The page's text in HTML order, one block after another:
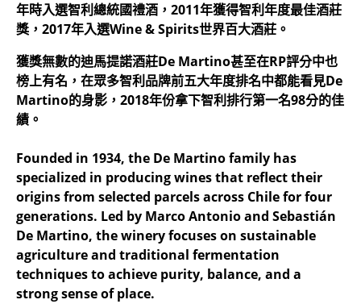
年時入選智利總統國禮酒，2011年獲得智利年度最佳酒莊
獎，2017年入選Wine & Spirits世界百大酒莊。
獲獎無數的迪馬提諾酒莊De Martino甚至在RP評分中也
榜上有名，在眾多智利品牌前五大年度排名中都能看見De
Martino的身影，2018年份拿下智利排行第一名98分的佳
績。
Founded in 1934, the De Martino family has
specialized in producing wines that reflect their
origins from selected parcels across Chile for four
generations. Led by Marco Antonio and Sebastián
De Martino, the winery focuses on sustainable
agriculture and traditional fermentation
techniques to achieve purity, balance, and a
strong sense of place.